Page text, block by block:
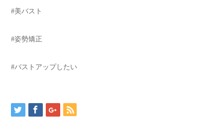
#美バスト
#姿勢矯正
#バストアップしたい